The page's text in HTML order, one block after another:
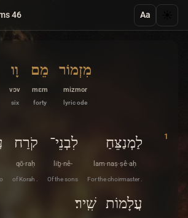
46 Aa
מִזְמוֹר
mizmor
lyric ode
מֵם
mɛm
forty
וָו
vɔv
six
1 לַמְנַצֵּחַ
lam·naṣ·ṣê·aḥ
For the choirmaster .
לִבְנֵי־
liḇ·nê-
Of the sons
קֹרַח
qō·raḥ
of Korah .
עֲלָמוֹת שִֽׁיר׃